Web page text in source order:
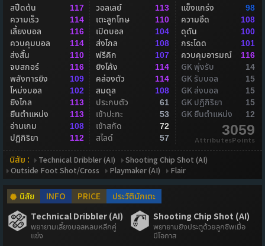
สปีดต้น 117
ความเร็ว 114
เลี้ยงบอล 116
ควบคุมบอล 114
ส่งสั้น 110
จบสกอร์ 116
พลังการยิง 109
โหม่งบอล 102
ยิงไกล 113
ยืนตำแหน่ง 113
อ่านเกม 108
ปฏิกิริยา 112
วอลเลย์ 113
เตะลูกโทษ 110
เปิดบอล 104
ส่งไกล 108
ฟรีคิก 107
ยิงโค้ง 114
คล่องตัว 114
สมดุล 108
ประกบตัว 61
เข้าปะทะ 53
เข้าสกัด 72
สไลด์ 57
แข็งแกร่ง 98
ความอึด 108
ดุดัน 100
กระโดด 101
ควบคุมอารมณ์ 116
GK พุ่งรับ 14
GK รับบอล 15
GK ส่งบอล 15
GK ปฏิกิริยา 15
GK ยืนตำแหน่ง 12
3059
AttributesPoints
นิสัย : Technical Dribbler (AI)
Shooting Chip Shot (AI)
Outside Foot Shot/Cross
Playmaker (AI) Flair
นิสัย INFO PRICE
ประวัตินักเตะ
Technical Dribbler (AI)
พยายามเลี้ยงบอลหลบหลีกคู่
แข่ง
Shooting Chip Shot (AI)
พยายามยิงประตูด้วยลูกชิพเมื่อ
มีโอกาส